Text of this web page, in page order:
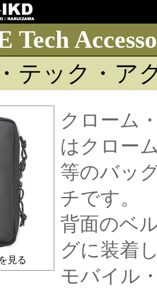
Tech
テック・ア
見る
クローム
はクロー
等のバッ
チです。
背面のベ
グに装着
モバイル